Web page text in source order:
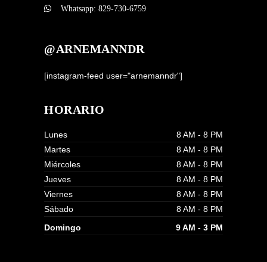
Whatsapp: 829-730-6759
@ARNEMANNDR
[instagram-feed user="arnemanndr"]
HORARIO
Lunes
8 AM - 8 PM
Martes
8 AM - 8 PM
Miércoles
8 AM - 8 PM
Jueves
8 AM - 8 PM
Viernes
8 AM - 8 PM
Sábado
8 AM - 8 PM
Domingo
9 AM - 3 PM